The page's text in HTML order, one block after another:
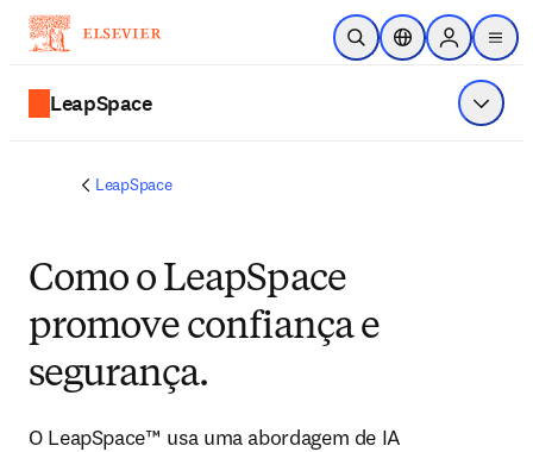
Ir para o conteúdo principal
Pesquisa aberta
Seletor deSign in to
menu
LeapSpace Exibir
LeapSpace
Como o LeapSpace
promove confiança e
segurança.
O LeapSpace™ usa uma abordagem de IA